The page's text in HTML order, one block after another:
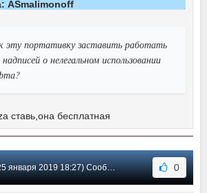
ASmalimonoff
эту портативку заставить работать
надписей о нелегальном использовании
ставь,она бесплатная
января 2019 18:27) Сообщение #98 0